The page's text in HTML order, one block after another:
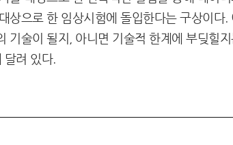
상으로 한 임상시험에 돌입한다는 구상이다.
기술이 될지, 아니면 기술적 한계에 부딪힐지
려 있다.